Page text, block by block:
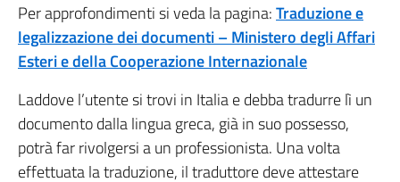
Per approfondimenti si veda la pagina:Traduzione e
legalizzazione dei documenti – Ministero degli Affari
Esteri e della Cooperazione Internazionale
Laddove l’utente si trovi in Italia e debba tradurre lì un
documento dalla lingua greca, già in suo possesso,
potrà far rivolgersi a un professionista. Una volta
effettuata la traduzione, il traduttore deve attestare